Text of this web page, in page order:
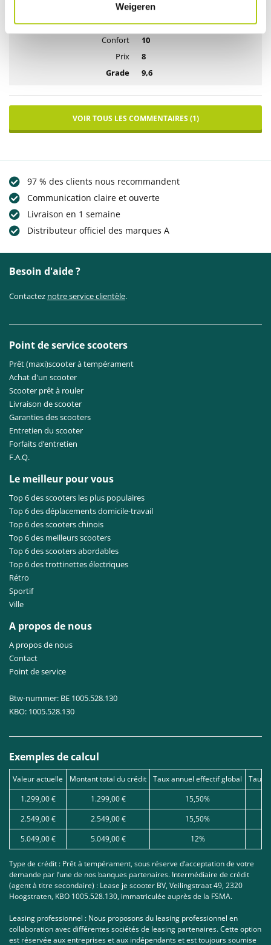
Weigeren
Technologie
10
Tenue de route
10
Confort
10
Prix
8
Grade
9,6
VOIR TOUS LES COMMENTAIRES (1)
97 % des clients nous recommandent
Communication claire et ouverte
Livraison en 1 semaine
Distributeur officiel des marques A
Besoin d'aide ?
Contactez notre service clientèle.
Point de service scooters
Prêt (maxi)scooter à tempérament
Achat d'un scooter
Scooter prêt à rouler
Livraison de scooter
Garanties des scooters
Entretien du scooter
Forfaits d’entretien
F.A.Q.
Le meilleur pour vous
Top 6 des scooters les plus populaires
Top 6 des déplacements domicile-travail
Top 6 des scooters chinois
Top 6 des meilleurs scooters
Top 6 des scooters abordables
Top 6 des trottinettes électriques
Rétro
Sportif
Ville
A propos de nous
A propos de nous
Contact
Point de service
Btw-nummer: BE 1005.528.130
KBO: 1005.528.130
Exemples de calcul
Valeur actuelle Montant total du crédit Taux annuel effectif global
Taux
1.299,00 €
1.299,00 €
15,50%
2.549,00 €
2.549,00 €
15,50%
5.049,00 €
5.049,00 € 12%
Type de crédit : Prêt à tempérament, sous réserve d’acceptation de votre
demande par l’une de nos banques partenaires. Intermédiaire de crédit
(agent à titre secondaire) : Lease je scooter BV, Veilingstraat 49, 2320
Hoogstraten, KBO 1005.528.130, immatriculée auprès de la FSMA.
Leasing professionnel : Nous proposons du leasing professionnel en
collaboration avec différentes sociétés de leasing partenaires. Cette option
est réservée aux entreprises et aux indépendants et est toujours soumise